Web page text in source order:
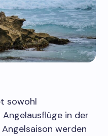
sowohl
in der
werden